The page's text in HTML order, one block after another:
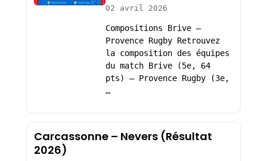
02 avril 2026
Compositions Brive –
Provence Rugby Retrouvez
la composition des équipes
du match Brive (5e, 64
pts) – Provence Rugby (3e,
…
Carcassonne – Nevers (Résultat
2026)